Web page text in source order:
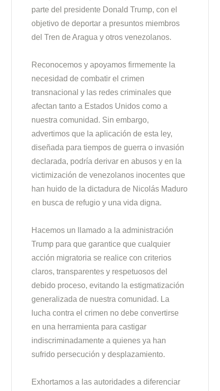
parte del presidente Donald Trump, con el
objetivo de deportar a presuntos miembros
del Tren de Aragua y otros venezolanos.
Reconocemos y apoyamos firmemente la
necesidad de combatir el crimen
transnacional y las redes criminales que
afectan tanto a Estados Unidos como a
nuestra comunidad. Sin embargo,
advertimos que la aplicación de esta ley,
diseñada para tiempos de guerra o invasión
declarada, podría derivar en abusos y en la
victimización de venezolanos inocentes que
han huido de la dictadura de Nicolás Maduro
en busca de refugio y una vida digna.
Hacemos un llamado a la administración
Trump para que garantice que cualquier
acción migratoria se realice con criterios
claros, transparentes y respetuosos del
debido proceso, evitando la estigmatización
generalizada de nuestra comunidad. La
lucha contra el crimen no debe convertirse
en una herramienta para castigar
indiscriminadamente a quienes ya han
sufrido persecución y desplazamiento.
Exhortamos a las autoridades a diferenciar